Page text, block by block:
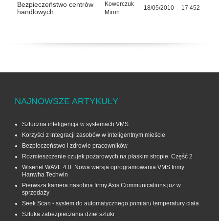
Bezpieczeństwo centrów
handlowych
Kowerczuk
Miron
18/05/2010 17 452
NAJNOWSZE ARTYKUŁY
Sztuczna inteligencja w systemach VMS
Korzyści z integracji zasobów w inteligentnym mieście
Bezpieczeństwo i zdrowie pracowników
Rozmieszczenie czujek pożarowych na płaskim stropie. Część 2
Wisenet WAVE 4.0. Nowa wersja oprogramowania VMS firmy
Hanwha Techwin
Pierwsza kamera nasobna firmy Axis Communications już w
sprzedaży
Seek Scan - system do automatycznego pomiaru temperatury ciała
Sztuka zabezpieczania dzieł sztuki